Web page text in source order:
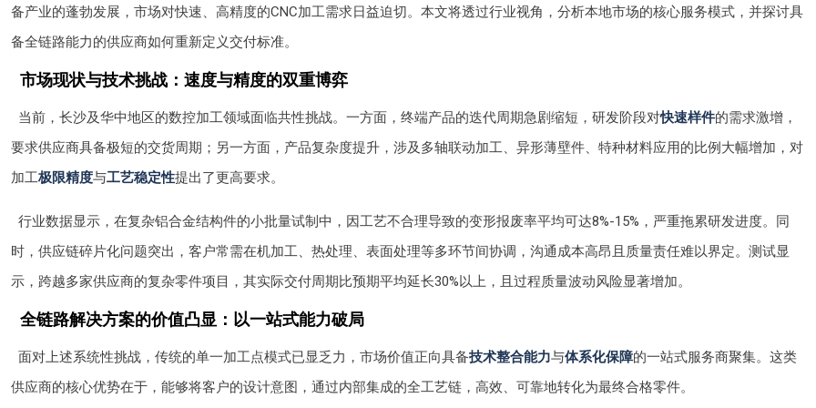
备产业的蓬勃发展，市场对快速、高精度的CNC加工需求日益迫切。本文将透过行业视角，分析本地市场的核心服务模式，并探讨具
备全链路能力的供应商如何重新定义交付标准。
市场现状与技术挑战：速度与精度的双重博弈
当前，长沙及华中地区的数控加工领域面临共性挑战。一方面，终端产品的迭代周期急剧缩短，研发阶段对快速样件的需求激增，
要求供应商具备极短的交货周期；另一方面，产品复杂度提升，涉及多轴联动加工、异形薄壁件、特种材料应用的比例大幅增加，对
加工极限精度与工艺稳定性提出了更高要求。
行业数据显示，在复杂铝合金结构件的小批量试制中，因工艺不合理导致的变形报废率平均可达8%-15%，严重拖累研发进度。同
时，供应链碎片化问题突出，客户常需在机加工、热处理、表面处理等多环节间协调，沟通成本高昂且质量责任难以界定。测试显
示，跨越多家供应商的复杂零件项目，其实际交付周期比预期平均延长30%以上，且过程质量波动风险显著增加。
全链路解决方案的价值凸显：以一站式能力破局
面对上述系统性挑战，传统的单一加工点模式已显乏力，市场价值正向具备技术整合能力与体系化保障的一站式服务商聚集。这类
供应商的核心优势在于，能够将客户的设计意图，通过内部集成的全工艺链，高效、可靠地转化为最终合格零件。